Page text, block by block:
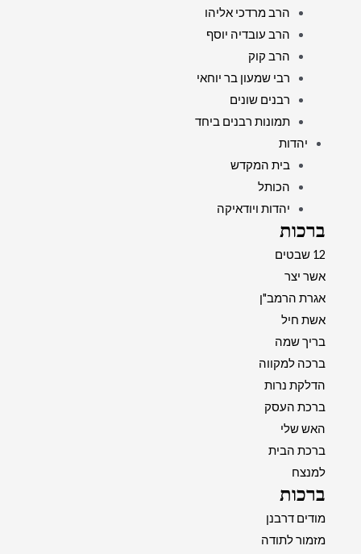
הרב מרדכי אליהו
הרב עובדיה יוסף
הרב קוק
רבי שמעון בר יוחאי
רבנים שונים
תמונות רבנים ביחד
יהדות
בית המקדש
הכותל
יהדות ויודאיקה
ברכות
12 שבטים
אשר יצר
אגרת הרמב"ן
אשת חיל
בריך שמה
ברכה למקווה
הדלקת נרות
ברכת העסק
האש שלי
ברכת הבית
למנצח
ברכות
מודים דרבנן
מזמור לתודה